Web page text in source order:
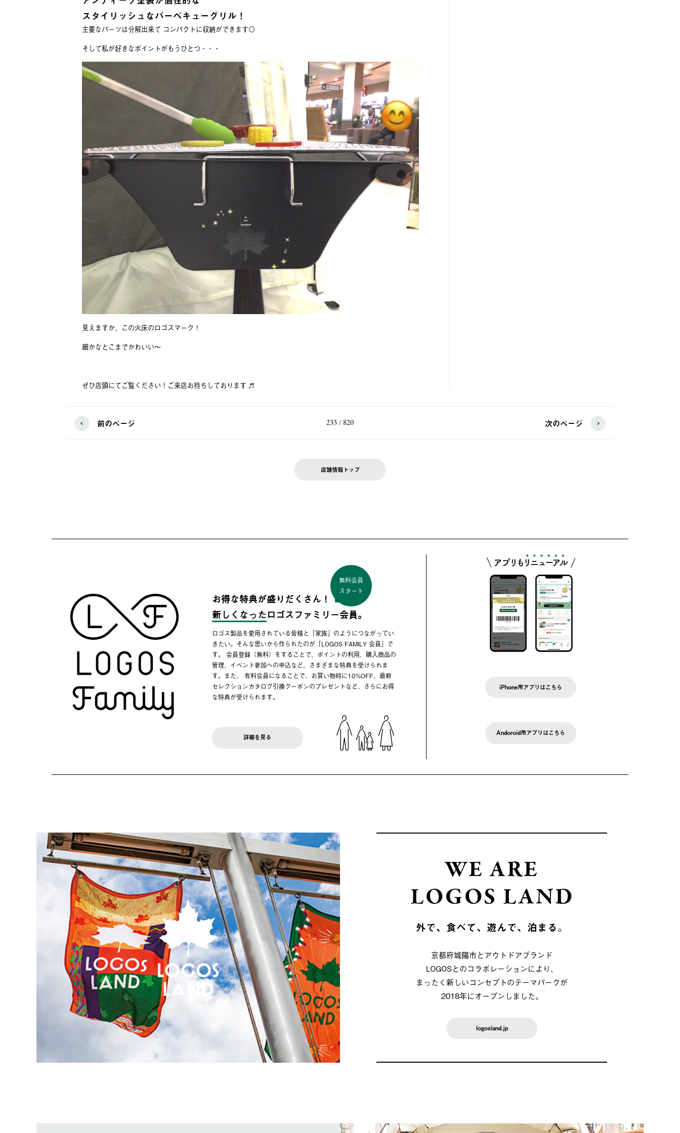
スタイリッシュなバーベキューグリル！
主要なパーツは分解出来て コンパクトに収納ができます〇
そして私が好きなポイントがもうひとつ・・・
見えますか、この火床のロゴスマーク！
細かなとこまでかわいい～
ぜひ店頭にてご覧ください！ご来店お待ちしております ♬
前のページ 233 / 820 次のページ
店舗情報トップ
お得な特典が盛りだくさん！
無料会員
スタート
新しくなったロゴスファミリー会員。
ロゴス製品を愛用されている皆様と「家族」のようにつながってい
きたい。そんな思いから作られたのが「LOGOS FAMILY 会員」で
す。 会員登録（無料）をすることで、ポイントの利用、購入商品の
管理、イベント参加への申込など、さまざまな特典を受けられま
す。また、 有料会員になることで、お買い物時に10%OFF、最新
セレクションカタログ引換クーポンのプレゼントなど、さらにお得
な特典が受けられます。
詳細を見る
iPhone用アプリはこちら
Andoroid用アプリはこちら
WE ARE
LOGOS LAND
外で、食べて、遊んで、泊まる。
京都府城陽市とアウトドアブランド
LOGOSとのコラボレーションにより、
まったく新しいコンセプトのテーマパークが
2018年にオープンしました。
logosland.jp